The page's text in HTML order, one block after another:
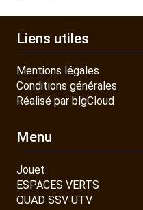
Liens utiles
Mentions légales
Conditions générales
Réalisé par blgCloud
Menu
Jouet
ESPACES VERTS
QUAD SSV UTV